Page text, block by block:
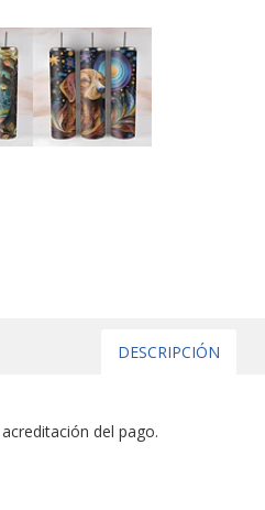
DESCRIPCIÓN
del pago.